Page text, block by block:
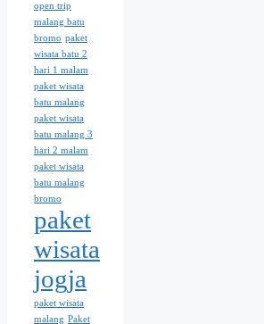
open trip
malang batu
bromo paket
wisata batu 2
hari 1 malam
paket wisata
batu malang
paket wisata
batu malang 3
hari 2 malam
paket wisata
batu malang
bromo
paket
wisata
jogja
paket wisata
malang Paket